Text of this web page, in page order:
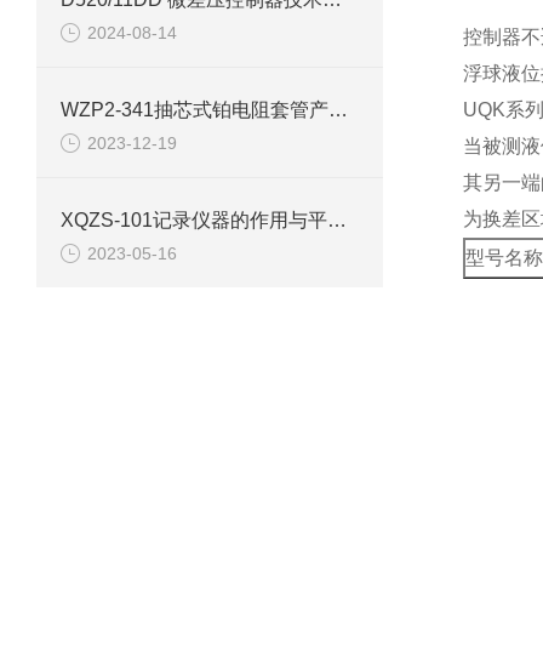
2024-08-14
WZP2-341抽芯式铂电阻套管产品介绍
2023-12-19
XQZS-101记录仪器的作用与平衡记录仪的特点
2023-05-16
控制器
浮球液
UQK系
当被测
其另一
为换差
型号名称